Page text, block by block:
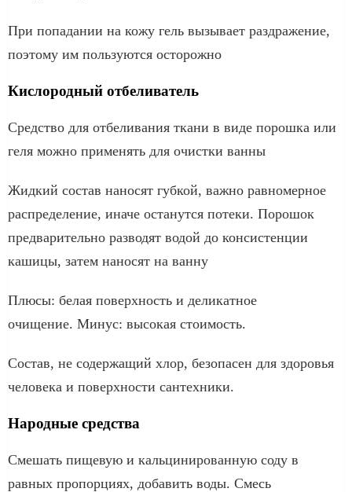
При попадании на кожу гель вызывает раздражение,
поэтому им пользуются осторожно
Кислородный отбеливатель
Средство для отбеливания ткани в виде порошка или
геля можно применять для очистки ванны
Жидкий состав наносят губкой, важно равномерное
распределение, иначе останутся потеки. Порошок
предварительно разводят водой до консистенции
кашицы, затем наносят на ванну
Плюсы: белая поверхность и деликатное
очищение. Минус: высокая стоимость.
Состав, не содержащий хлор, безопасен для здоровья
человека и поверхности сантехники.
Народные средства
Смешать пищевую и кальцинированную соду в
равных пропорциях, добавить воды. Смесь